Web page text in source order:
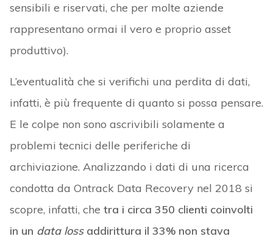
sensibili e riservati, che per molte aziende
rappresentano ormai il vero e proprio asset
produttivo).
L’eventualità che si verifichi una perdita di dati,
infatti, è più frequente di quanto si possa pensare.
E le colpe non sono ascrivibili solamente a
problemi tecnici delle periferiche di
archiviazione. Analizzando i dati di una ricerca
condotta da Ontrack Data Recovery nel 2018 si
scopre, infatti, che tra i circa 350 clienti coinvolti
in un data lossaddirittura il 33% non stava